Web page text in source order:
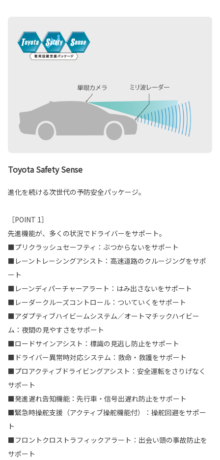
Toyota Safety Sense
進化を続ける次世代の予防安全パッケージ。
［POINT 1］
先進機能が、多くの状況でドライバーをサポート。
■プリクラッシュセーフティ：ぶつからないをサポート
■レーントレーシングアシスト：高速道路のクルージングをサポ
ート
■レーンディパーチャーアラート：はみ出さないをサポート
■レーダークルーズコントロール：ついていくをサポート
■アダプティブハイビームシステム／オートマチックハイビー
ム：夜間の見やすさをサポート
■ロードサインアシスト：標識の見逃し防止をサポート
■ドライバー異常時対応システム：救命・救護をサポート
■プロアクティブドライビングアシスト：安全運転をさりげなく
サポート
■発進遅れ告知機能：先行車・信号出遅れ防止をサポート
■緊急時操舵支援（アクティブ操舵機能付）：操舵回避をサポー
ト
■フロントクロストラフィックアラート：出会い頭の事故防止を
サポート